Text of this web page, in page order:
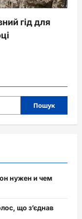
гід для
Пошук
нужен и чем
що з’єднав